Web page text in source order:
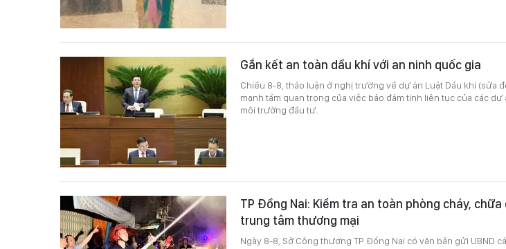
Gắn kết an toàn dầu khí với an ninh quốc gia
Chiều 8-8, thảo luận ở nghị trường về dự án Luật Dầu khí (sửa
mạnh tầm quan trọng của việc bảo đảm tính liên tục của các dự
môi trường đầu tư.
TP Đồng Nai: Kiểm tra an toàn phòng cháy,
trung tâm thương mại
Ngày 8-8, Sở Công thương TP Đồng Nai có văn bản gửi UBND